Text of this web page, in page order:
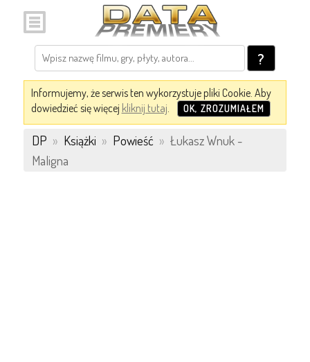
?
Informujemy, że serwis ten wykorzystuje pliki Cookie. Aby
dowiedzieć się więcej kliknij tutaj. OK, ZROZUMIAŁEM
DP » Książki » Powieść » Łukasz Wnuk -
Maligna